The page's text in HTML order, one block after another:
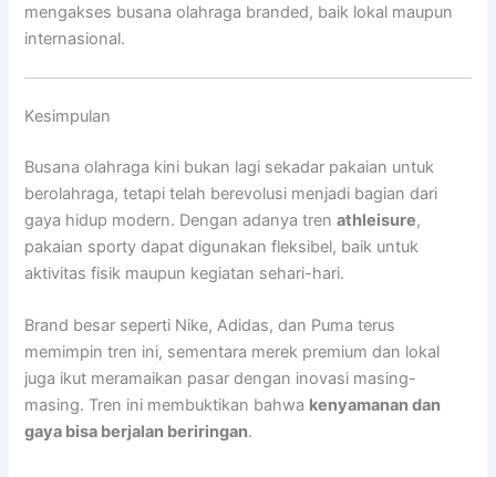
mengakses busana olahraga branded, baik lokal maupun
internasional.
Kesimpulan
Busana olahraga kini bukan lagi sekadar pakaian untuk
berolahraga, tetapi telah berevolusi menjadi bagian dari
gaya hidup modern. Dengan adanya trenathleisure,
pakaian sporty dapat digunakan fleksibel, baik untuk
aktivitas fisik maupun kegiatan sehari-hari.
Brand besar seperti Nike, Adidas, dan Puma terus
memimpin tren ini, sementara merek premium dan lokal
juga ikut meramaikan pasar dengan inovasi masing-
masing. Tren ini membuktikan bahwa kenyamanan dan
gaya bisa berjalan beriringan.